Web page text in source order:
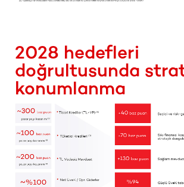
2028 hedefleri
doğrultusunda
konumlanma